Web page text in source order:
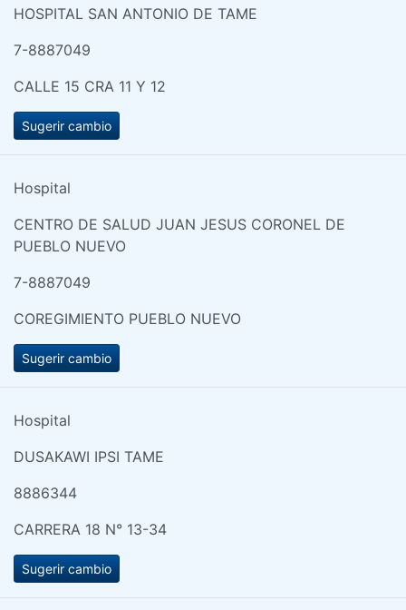
HOSPITAL SAN ANTONIO DE TAME
7-8887049
CALLE 15 CRA 11 Y 12
Sugerir cambio
Hospital
CENTRO DE SALUD JUAN JESUS CORONEL DE
PUEBLO NUEVO
7-8887049
COREGIMIENTO PUEBLO NUEVO
Sugerir cambio
Hospital
DUSAKAWI IPSI TAME
8886344
CARRERA 18 N° 13-34
Sugerir cambio